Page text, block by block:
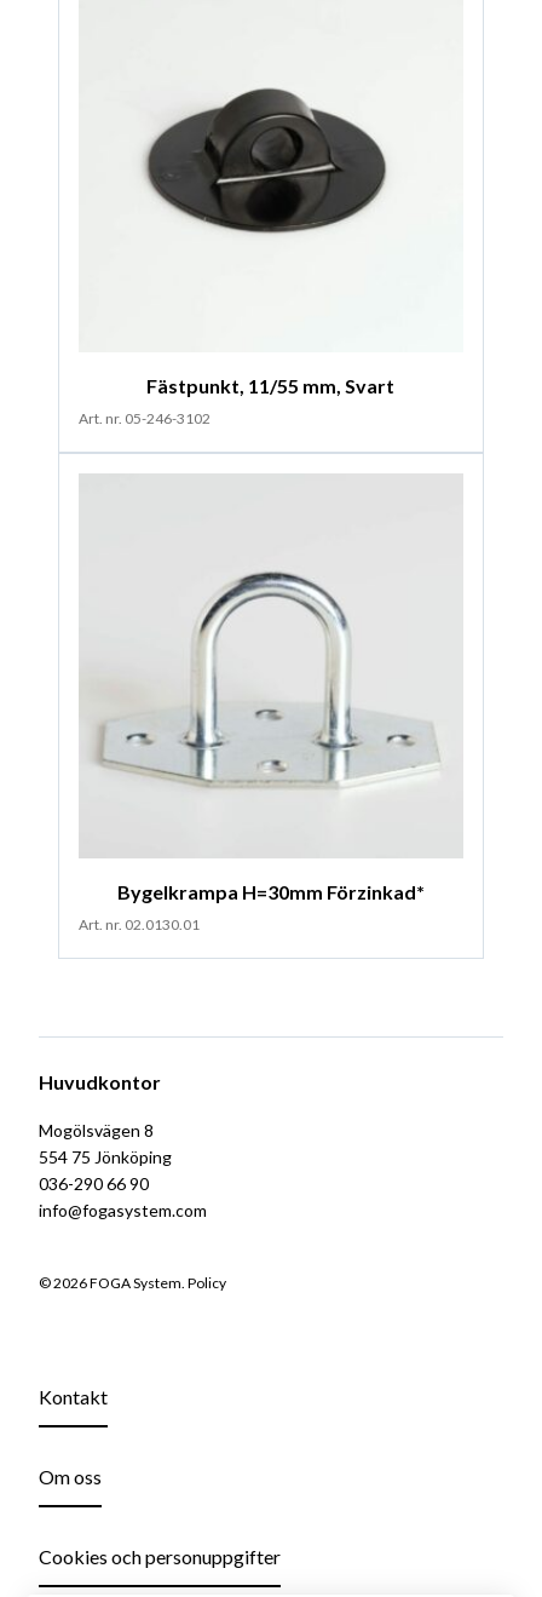
Fästpunkt, 11/55 mm, Svart
Art. nr. 05-246-3102
Bygelkrampa H=30mm Förzinkad*
Art. nr. 02.0130.01
Huvudkontor
Mogölsvägen 8
554 75 Jönköping
036-290 66 90
info@fogasystem.com
© 2026 FOGA System. Policy
Kontakt
Om oss
Cookies och personuppgifter